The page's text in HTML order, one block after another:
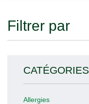
Filtrer par
CATÉGORIES
Allergies